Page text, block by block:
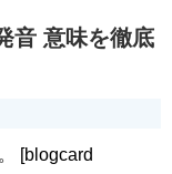
音 意味を徹底
[blogcard